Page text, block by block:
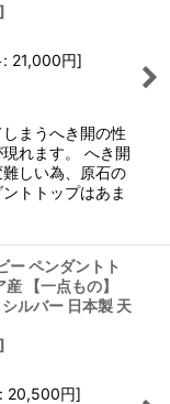
]
: 21,000円]
まうへき開の性
れます。 へき開
しい為、原石の
トトップはあま
ー ペンダントト
【一点もの】
ルバー 日本製 天
]
: 20,500円]